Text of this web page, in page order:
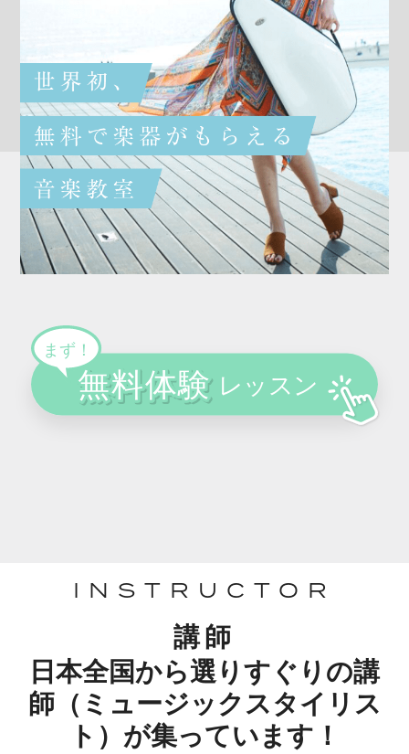
INSTRUCTOR
講師
日本全国から選りすぐりの講
師（ミュージックスタイリス
ト）が集っています！